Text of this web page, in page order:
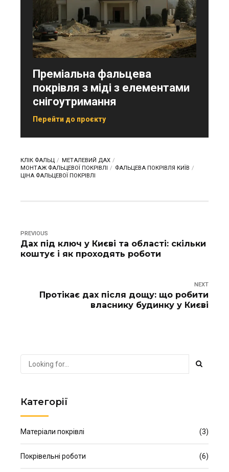
Преміальна фальцева
покрівля з міді з елементами
снігоутримання
Перейти до проєкту
КЛІК ФАЛЬЦ
МЕТАЛЕВИЙ ДАХ
МОНТАЖ ФАЛЬЦЕВОЇ ПОКРІВЛІ
ФАЛЬЦЕВА ПОКРІВЛЯ КИЇВ
ЦІНА ФАЛЬЦЕВОЇ ПОКРІВЛІ
PREVIOUS
Дах під ключ у Києві та області: скільки
коштує і як проходять роботи
NEXT
Протікає дах після дощу: що робити
власнику будинку у Києві
Категорії
Матеріали покрівлі (3)
Покрівельні роботи (6)